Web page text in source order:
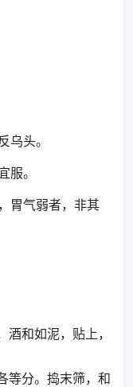
头。
。
胃气弱者，非其
和如泥，贴上，
等分。捣末筛，和